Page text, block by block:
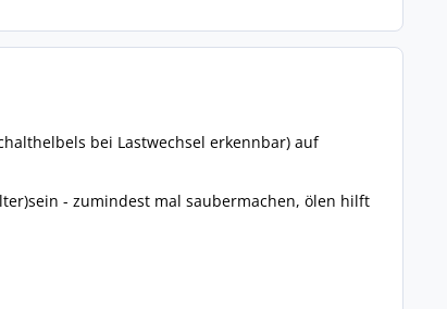
bei Lastwechsel erkennbar) auf
- zumindest mal saubermachen, ölen hilft